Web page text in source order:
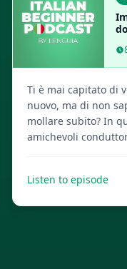
Ti è mai capitato di
nuovo, ma di non
mollare subito? In
amichevoli
completo, creare
Listen to episode